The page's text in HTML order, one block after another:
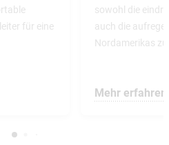
für eine
sowohl die
auch die
Nordamerikas
Mehr erfahren